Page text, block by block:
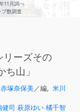
11月調べ
プ数調査
リーズその
山」
赤塚奈保美／編, 米川
健司 萩原ゆい 橘千智